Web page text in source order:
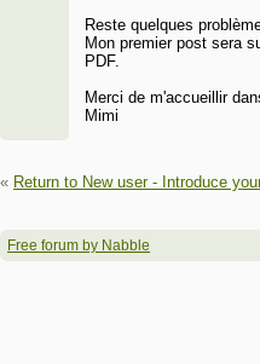
Reste quelques
Mon premier post sera
PDF.
Merci de m'accueillir
Mimi
« Return to New user - Introduce
Free forum by Nabble